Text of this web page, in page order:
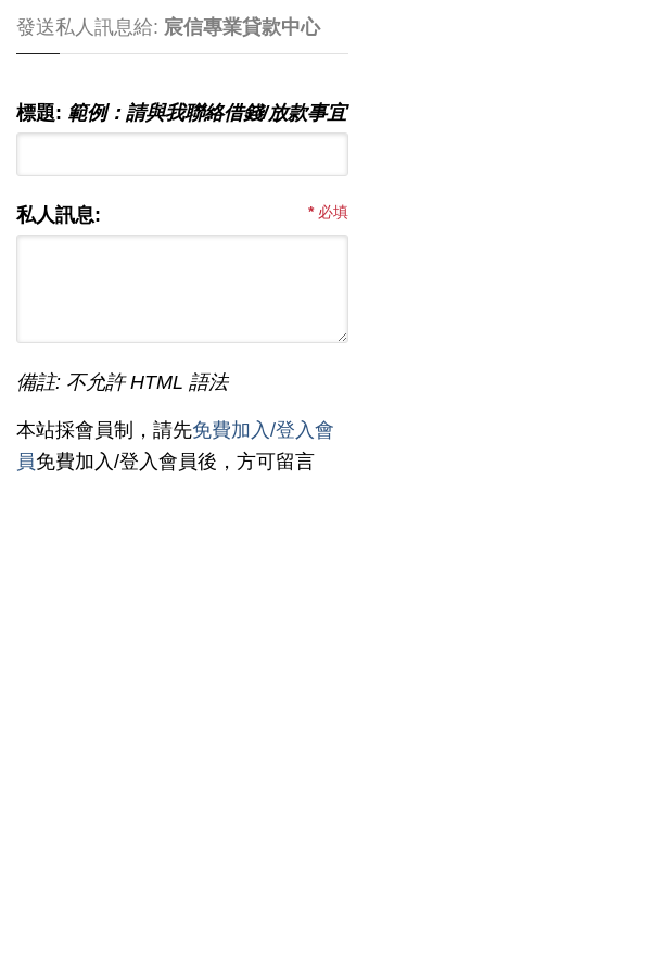
發送私人訊息給: 宸信專業貸款中心
標題: 範例：請與我聯絡借錢/放款事宜
*必填
私人訊息:
備註: 不允許 HTML 語法
本站採會員制，請先免費加入/登入會
員免費加入/登入會員後，方可留言